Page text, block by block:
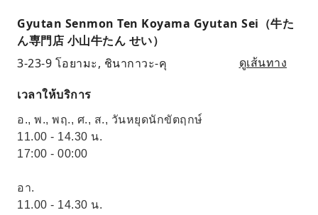
Gyutan Senmon Ten Koyama Gyutan Sei（牛た
ん専門店 小山牛たん せい）
3-23-9 โอยามะ, ชินากาวะ-คุ
ดูเส้นทาง
เวลาให้บริการ
อ., พ., พฤ., ศ., ส., วันหยุดนักขัตฤกษ์
11.00 - 14.30 น.
17:00 - 00:00
อา.
11.00 - 14.30 น.